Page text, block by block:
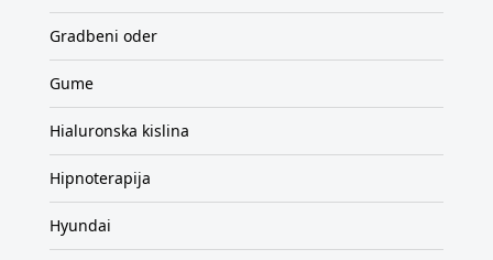
Gradbeni oder
Gume
Hialuronska kislina
Hipnoterapija
Hyundai